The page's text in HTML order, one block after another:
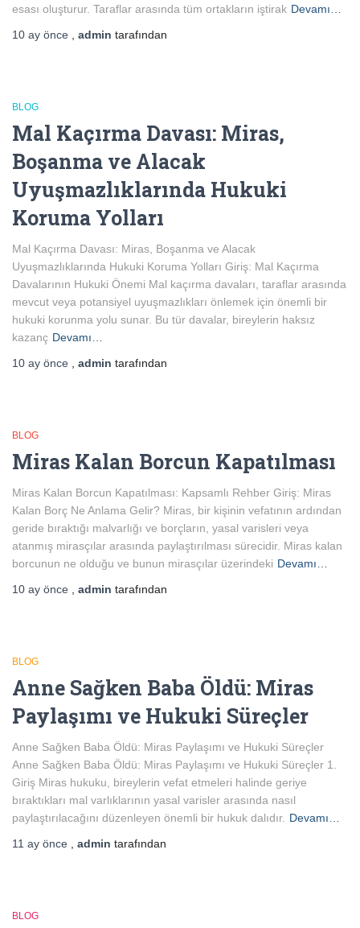
esası oluşturur. Taraflar arasında tüm ortakların iştirak Devamı…
10 ay önce admin tarafından
BLOG
Mal Kaçırma Davası: Miras,
Boşanma ve Alacak
Uyuşmazlıklarında Hukuki
Koruma Yolları
Mal Kaçırma Davası: Miras, Boşanma ve Alacak
Uyuşmazlıklarında Hukuki Koruma Yolları Giriş: Mal Kaçırma
Davalarının Hukuki Önemi Mal kaçırma davaları, taraflar arasında
mevcut veya potansiyel uyuşmazlıkları önlemek için önemli bir
hukuki korunma yolu sunar. Bu tür davalar, bireylerin haksız
kazanç Devamı…
10 ay önce admin tarafından
BLOG
Miras Kalan Borcun Kapatılması
Miras Kalan Borcun Kapatılması: Kapsamlı Rehber Giriş: Miras
Kalan Borç Ne Anlama Gelir? Miras, bir kişinin vefatının ardından
geride bıraktığı malvarlığı ve borçların, yasal varisleri veya
atanmış mirasçılar arasında paylaştırılması sürecidir. Miras kalan
borcunun ne olduğu ve bunun mirasçılar üzerindeki Devamı…
10 ay önce admin tarafından
BLOG
Anne Sağken Baba Öldü: Miras
Paylaşımı ve Hukuki Süreçler
Anne Sağken Baba Öldü: Miras Paylaşımı ve Hukuki Süreçler
Anne Sağken Baba Öldü: Miras Paylaşımı ve Hukuki Süreçler 1.
Giriş Miras hukuku, bireylerin vefat etmeleri halinde geriye
bıraktıkları mal varlıklarının yasal varisler arasında nasıl
paylaştırılacağını düzenleyen önemli bir hukuk dalıdır. Devamı…
11 ay önce admin tarafından
BLOG